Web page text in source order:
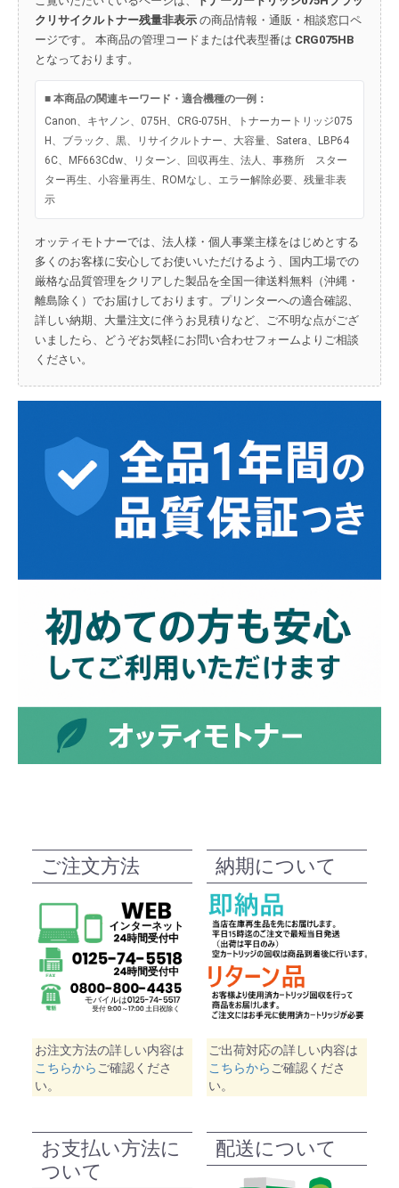
クリサイクルトナー残量非表示 の商品情報・通販・相談窓口ペ
ージです。 本商品の管理コードまたは代表型番は CRG075HB
となっております。
■ 本商品の関連キーワード・適合機種の一例：
Canon、キヤノン、075H、CRG-075H、トナーカートリッジ075
H、ブラック、黒、リサイクルトナー、大容量、Satera、LBP64
6C、MF663Cdw、リターン、回収再生、法人、事務所 スター
ター再生、小容量再生、ROMなし、エラー解除必要、残量非表
示
オッティモトナーでは、法人様・個人事業主様をはじめとする
多くのお客様に安心してお使いいただけるよう、国内工場での
厳格な品質管理をクリアした製品を全国一律送料無料（沖縄・
離島除く）でお届けしております。プリンターへの適合確認、
詳しい納期、大量注文に伴うお見積りなど、ご不明な点がござ
いましたら、どうぞお気軽にお問い合わせフォームよりご相談
ください。
ご注文方法
お注文方法の詳しい内容は
こちらから ご確認くださ
い。
納期について
ご出荷対応の詳しい内容は
こちらから ご確認くださ
い。
お支払い方法に
ついて
配送について